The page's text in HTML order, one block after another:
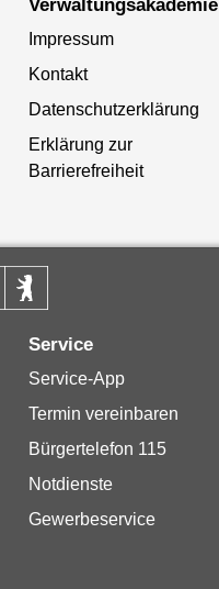
Verwaltungsakademie
Impressum
Kontakt
Datenschutzerklärung
Erklärung zur
Barrierefreiheit
Service
Service-App
Termin vereinbaren
Bürgertelefon 115
Notdienste
Gewerbeservice